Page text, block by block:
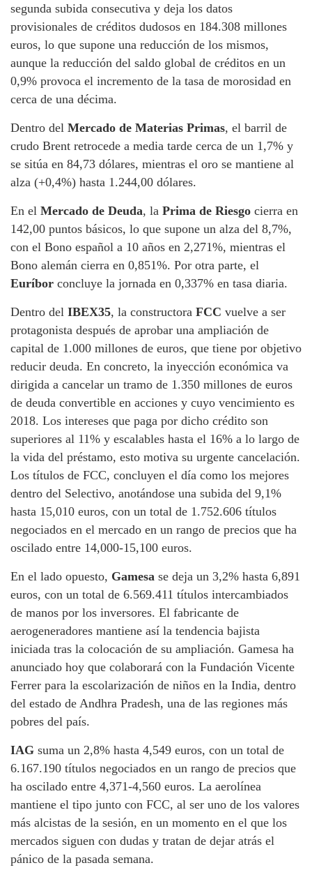
segunda subida consecutiva y deja los datos
provisionales de créditos dudosos en 184.308 millones
euros, lo que supone una reducción de los mismos,
aunque la reducción del saldo global de créditos en un
0,9% provoca el incremento de la tasa de morosidad en
cerca de una décima.
Dentro del Mercado de Materias Primas, el barril de
crudo Brent retrocede a media tarde cerca de un 1,7% y
se sitúa en 84,73 dólares, mientras el oro se mantiene al
alza (+0,4%) hasta 1.244,00 dólares.
En el Mercado de Deuda, la Prima de Riesgo cierra en
142,00 puntos básicos, lo que supone un alza del 8,7%,
con el Bono español a 10 años en 2,271%, mientras el
Bono alemán cierra en 0,851%. Por otra parte, el
Euríbor concluye la jornada en 0,337% en tasa diaria.
Dentro del IBEX35, la constructora FCC vuelve a ser
protagonista después de aprobar una ampliación de
capital de 1.000 millones de euros, que tiene por objetivo
reducir deuda. En concreto, la inyección económica va
dirigida a cancelar un tramo de 1.350 millones de euros
de deuda convertible en acciones y cuyo vencimiento es
2018. Los intereses que paga por dicho crédito son
superiores al 11% y escalables hasta el 16% a lo largo de
la vida del préstamo, esto motiva su urgente cancelación.
Los títulos de FCC, concluyen el día como los mejores
dentro del Selectivo, anotándose una subida del 9,1%
hasta 15,010 euros, con un total de 1.752.606 títulos
negociados en el mercado en un rango de precios que ha
oscilado entre 14,000-15,100 euros.
En el lado opuesto, Gamesa se deja un 3,2% hasta 6,891
euros, con un total de 6.569.411 títulos intercambiados
de manos por los inversores. El fabricante de
aerogeneradores mantiene así la tendencia bajista
iniciada tras la colocación de su ampliación. Gamesa ha
anunciado hoy que colaborará con la Fundación Vicente
Ferrer para la escolarización de niños en la India, dentro
del estado de Andhra Pradesh, una de las regiones más
pobres del país.
IAG suma un 2,8% hasta 4,549 euros, con un total de
6.167.190 títulos negociados en un rango de precios que
ha oscilado entre 4,371-4,560 euros. La aerolínea
mantiene el tipo junto con FCC, al ser uno de los valores
más alcistas de la sesión, en un momento en el que los
mercados siguen con dudas y tratan de dejar atrás el
pánico de la pasada semana.